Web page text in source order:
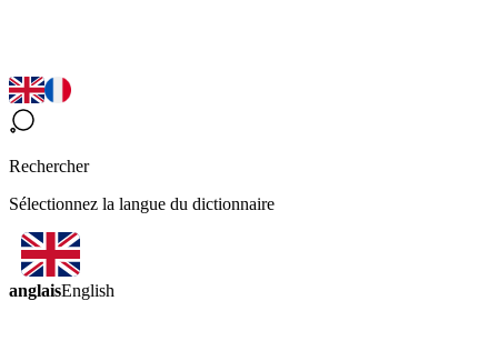
Rechercher
Sélectionnez la langue du dictionnaire
anglaisEnglish